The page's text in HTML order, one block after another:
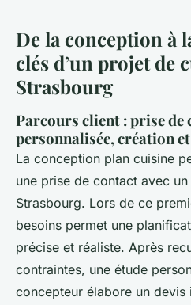
De la conception à
clés d’un projet de
Strasbourg
Parcours client : prise de
personnalisée, création
La conception plan cuisine
une prise de contact avec
Strasbourg. Lors de ce
besoins permet une
précise et réaliste. Après
contraintes, une étude
concepteur élabore un devis